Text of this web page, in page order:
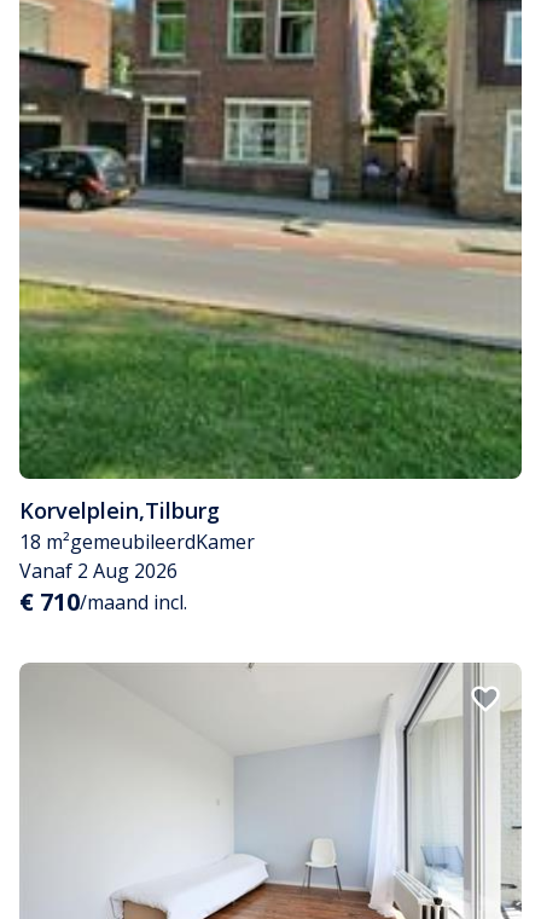
Korvelplein,Tilburg
18 m²gemeubileerdKamer
Vanaf 2 Aug 2026
€ 710/maand incl.